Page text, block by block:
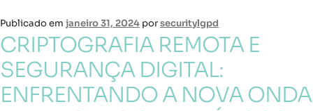
Publicado em janeiro 31, 2024 porsecuritylgpd
CRIPTOGRAFIA REMOTA E
SEGURANÇA DIGITAL:
ENFRENTANDO A NOVA ONDA